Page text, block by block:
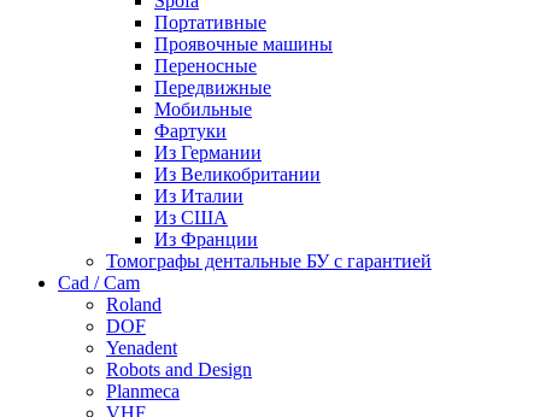
Портативные
Проявочные машины
Переносные
Передвижные
Мобильные
Фартуки
Из Германии
Из Великобритании
Из Италии
Из США
Из Франции
Томографы дентальные БУ с гарантией
Cad / Cam
Roland
DOF
Yenadent
Robots and Design
Planmeca
VHF